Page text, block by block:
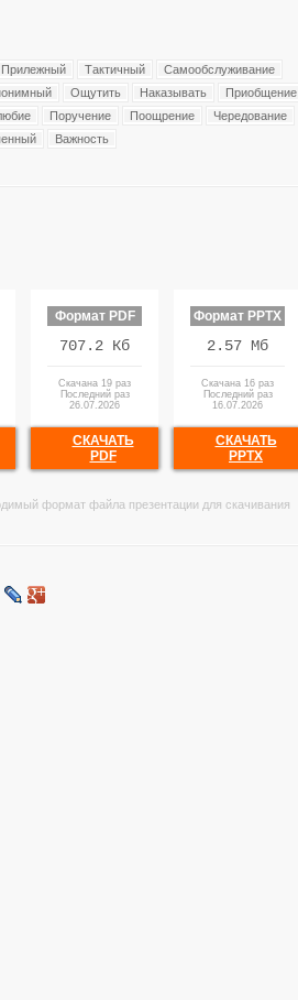
Прилежный Тактичный
Самообслуживание
Ощутить Наказывать
Приобщение
Поручение Поощрение
Чередование
Важность
Формат PDF
707.2 Кб
Скачана 19 раз
Последний раз
26.07.2026
СКАЧАТЬ
PDF
Формат PPTX
2.57 Мб
Скачана 16 раз
Последний раз
16.07.2026
СКАЧАТЬ
PPTX
формат файла презентации для скачивания